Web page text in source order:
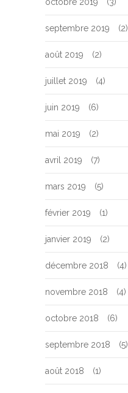
septembre 2019 (2)
août 2019 (2)
juillet 2019 (4)
juin 2019 (6)
mai 2019 (2)
avril 2019 (7)
mars 2019 (5)
février 2019 (1)
janvier 2019 (2)
décembre 2018 (4)
novembre 2018 (4)
octobre 2018 (6)
septembre 2018 (5)
août 2018 (1)